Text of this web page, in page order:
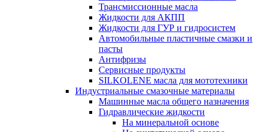
Трансмиссионные масла
Жидкости для АКПП
Жидкости для ГУР и гидросистем
Автомобильные пластичные смазки и
пасты
Антифризы
Сервисные продукты
SILKOLENE масла для мототехники
Индустриальные смазочные материалы
Машинные масла общего назначения
Гидравлические жидкости
На минеральной основе